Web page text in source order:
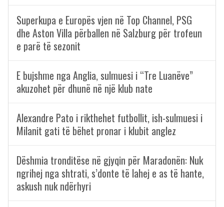
Superkupa e Europës vjen në Top Channel, PSG
dhe Aston Villa përballen në Salzburg për trofeun
e parë të sezonit
E bujshme nga Anglia, sulmuesi i “Tre Luanëve”
akuzohet për dhunë në një klub nate
Alexandre Pato i rikthehet futbollit, ish-sulmuesi i
Milanit gati të bëhet pronar i klubit anglez
Dëshmia tronditëse në gjyqin për Maradonën: Nuk
ngrihej nga shtrati, s’donte të lahej e as të hante,
askush nuk ndërhyri